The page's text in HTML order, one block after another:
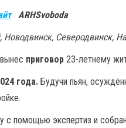
ARHSvoboda
Новодвинск, Северодвинск,
приговор 23-летнему
года. Будучи пьян,
с помощью экспертиз и